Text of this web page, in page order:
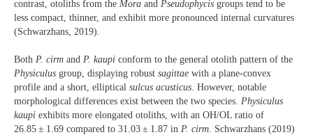
contrast, otoliths from the Mora and Pseudophycis groups tend to be
less compact, thinner, and exhibit more pronounced internal curvatures
(Schwarzhans, 2019).
Both P. cirm and P. kaupi conform to the general otolith pattern of the
Physiculus group, displaying robust sagittae with a plane-convex
profile and a short, elliptical sulcus acusticus. However, notable
morphological differences exist between the two species. Physiculus
kaupi exhibits more elongated otoliths, with an OH/OL ratio of
26.85 ± 1.69 compared to 31.03 ± 1.87 in P. cirm. Schwarzhans (2019)